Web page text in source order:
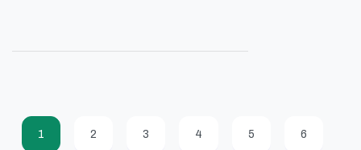
1 2 3 4 5 6